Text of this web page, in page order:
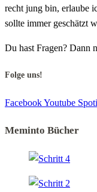
recht jung bin, erlaube
sollte immer geschätzt
Du hast Fragen? Dann
Folge uns!
FacebookYoutube
Meminto Bücher